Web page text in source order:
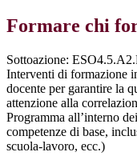
Formare chi
Sottoazione:
Interventi di formazione
docente per garantire la
attenzione alla
Programma all’interno
competenze di base,
scuola-lavoro, ecc.)